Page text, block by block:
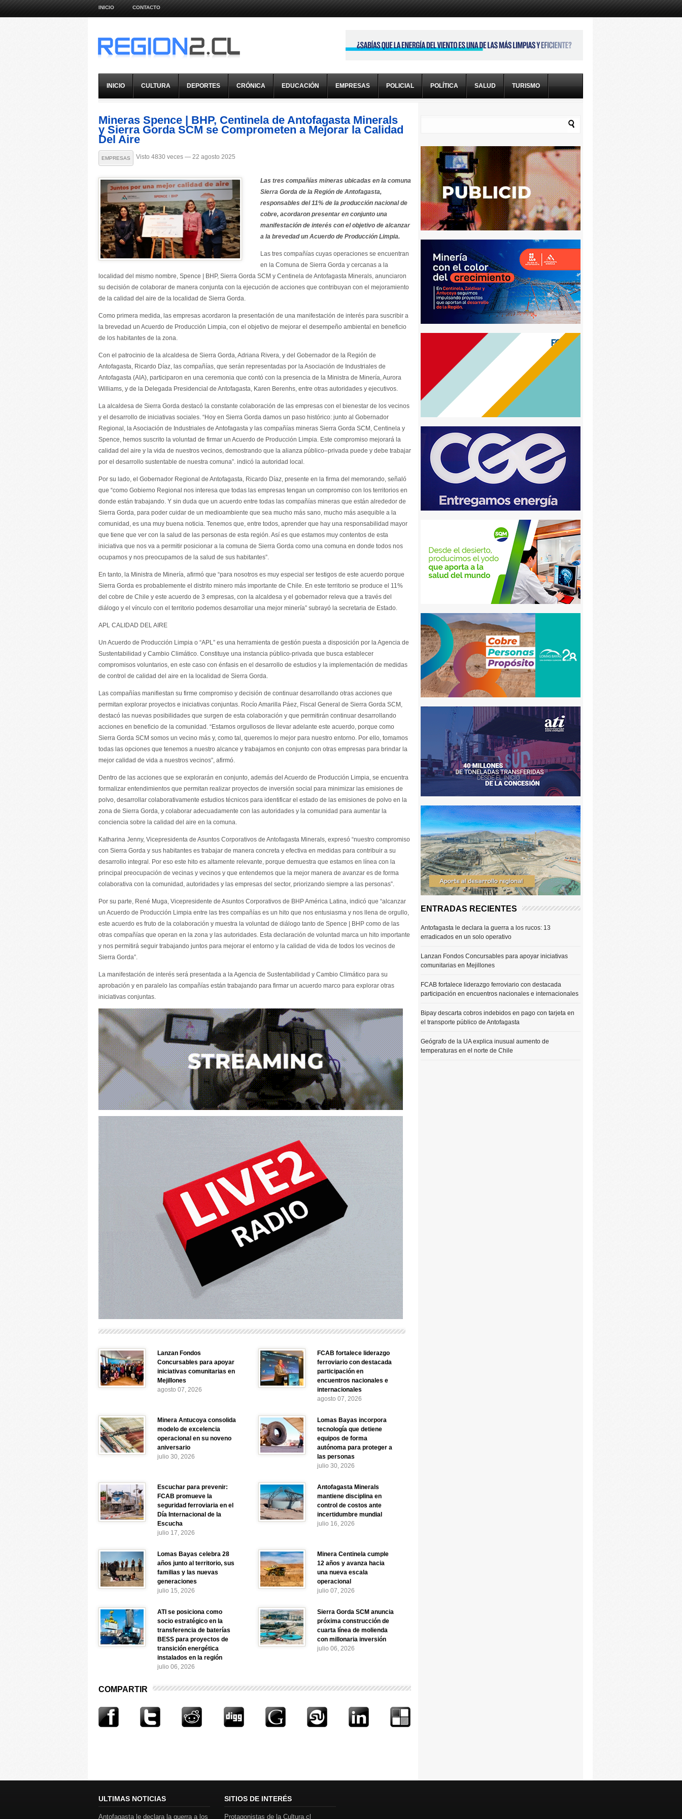
INICIO CONTACTO
INICIO CULTURA DEPORTES CRÓNICA EDUCACIÓN EMPRESAS POLICIAL POLÍTICA SALUD TURISMO
Mineras Spence | BHP, Centinela de Antofagasta Minerals
y Sierra Gorda SCM se Comprometen a Mejorar la Calidad
Del Aire
EMPRESAS Visto 4830 veces — 22 agosto 2025
Las tres compañías mineras ubicadas en la comuna
Sierra Gorda de la Región de Antofagasta,
responsables del 11% de la producción nacional de
cobre, acordaron presentar en conjunto una
manifestación de interés con el objetivo de alcanzar
a la brevedad un Acuerdo de Producción Limpia.
Las tres compañías cuyas operaciones se encuentran
en la Comuna de Sierra Gorda y cercanas a la
localidad del mismo nombre, Spence | BHP, Sierra Gorda SCM y Centinela de Antofagasta Minerals, anunciaron
su decisión de colaborar de manera conjunta con la ejecución de acciones que contribuyan con el mejoramiento
de la calidad del aire de la localidad de Sierra Gorda.
Como primera medida, las empresas acordaron la presentación de una manifestación de interés para suscribir a
la brevedad un Acuerdo de Producción Limpia, con el objetivo de mejorar el desempeño ambiental en beneficio
de los habitantes de la zona.
Con el patrocinio de la alcaldesa de Sierra Gorda, Adriana Rivera, y del Gobernador de la Región de
Antofagasta, Ricardo Díaz, las compañías, que serán representadas por la Asociación de Industriales de
Antofagasta (AIA), participaron en una ceremonia que contó con la presencia de la Ministra de Minería, Aurora
Williams, y de la Delegada Presidencial de Antofagasta, Karen Berenhs, entre otras autoridades y ejecutivos.
La alcaldesa de Sierra Gorda destacó la constante colaboración de las empresas con el bienestar de los vecinos
y el desarrollo de iniciativas sociales. “Hoy en Sierra Gorda damos un paso histórico: junto al Gobernador
Regional, la Asociación de Industriales de Antofagasta y las compañías mineras Sierra Gorda SCM, Centinela y
Spence, hemos suscrito la voluntad de firmar un Acuerdo de Producción Limpia. Este compromiso mejorará la
calidad del aire y la vida de nuestros vecinos, demostrando que la alianza público–privada puede y debe trabajar
por el desarrollo sustentable de nuestra comuna”. indicó la autoridad local.
Por su lado, el Gobernador Regional de Antofagasta, Ricardo Díaz, presente en la firma del memorando, señaló
que “como Gobierno Regional nos interesa que todas las empresas tengan un compromiso con los territorios en
donde están trabajando. Y sin duda que un acuerdo entre todas las compañías mineras que están alrededor de
Sierra Gorda, para poder cuidar de un medioambiente que sea mucho más sano, mucho más asequible a la
comunidad, es una muy buena noticia. Tenemos que, entre todos, aprender que hay una responsabilidad mayor
que tiene que ver con la salud de las personas de esta región. Así es que estamos muy contentos de esta
iniciativa que nos va a permitir posicionar a la comuna de Sierra Gorda como una comuna en donde todos nos
ocupamos y nos preocupamos de la salud de sus habitantes”.
En tanto, la Ministra de Minería, afirmó que “para nosotros es muy especial ser testigos de este acuerdo porque
Sierra Gorda es probablemente el distrito minero más importante de Chile. En este territorio se produce el 11%
del cobre de Chile y este acuerdo de 3 empresas, con la alcaldesa y el gobernador releva que a través del
diálogo y el vínculo con el territorio podemos desarrollar una mejor minería” subrayó la secretaria de Estado.
APL CALIDAD DEL AIRE
Un Acuerdo de Producción Limpia o “APL” es una herramienta de gestión puesta a disposición por la Agencia de
Sustentabilidad y Cambio Climático. Constituye una instancia público-privada que busca establecer
compromisos voluntarios, en este caso con énfasis en el desarrollo de estudios y la implementación de medidas
de control de calidad del aire en la localidad de Sierra Gorda.
Las compañías manifiestan su firme compromiso y decisión de continuar desarrollando otras acciones que
permitan explorar proyectos e iniciativas conjuntas. Rocío Amarilla Páez, Fiscal General de Sierra Gorda SCM,
destacó las nuevas posibilidades que surgen de esta colaboración y que permitirán continuar desarrollando
acciones en beneficio de la comunidad. “Estamos orgullosos de llevar adelante este acuerdo, porque como
Sierra Gorda SCM somos un vecino más y, como tal, queremos lo mejor para nuestro entorno. Por ello, tomamos
todas las opciones que tenemos a nuestro alcance y trabajamos en conjunto con otras empresas para brindar la
mejor calidad de vida a nuestros vecinos”, afirmó.
Dentro de las acciones que se explorarán en conjunto, además del Acuerdo de Producción Limpia, se encuentra
formalizar entendimientos que permitan realizar proyectos de inversión social para minimizar las emisiones de
polvo, desarrollar colaborativamente estudios técnicos para identificar el estado de las emisiones de polvo en la
zona de Sierra Gorda, y colaborar adecuadamente con las autoridades y la comunidad para aumentar la
conciencia sobre la calidad del aire en la comuna.
Katharina Jenny, Vicepresidenta de Asuntos Corporativos de Antofagasta Minerals, expresó “nuestro compromiso
con Sierra Gorda y sus habitantes es trabajar de manera concreta y efectiva en medidas para contribuir a su
desarrollo integral. Por eso este hito es altamente relevante, porque demuestra que estamos en línea con la
principal preocupación de vecinas y vecinos y que entendemos que la mejor manera de avanzar es de forma
colaborativa con la comunidad, autoridades y las empresas del sector, priorizando siempre a las personas”.
Por su parte, René Muga, Vicepresidente de Asuntos Corporativos de BHP América Latina, indicó que “alcanzar
un Acuerdo de Producción Limpia entre las tres compañías es un hito que nos entusiasma y nos llena de orgullo,
este acuerdo es fruto de la colaboración y muestra la voluntad de diálogo tanto de Spence | BHP como de las
otras compañías que operan en la zona y las autoridades. Esta declaración de voluntad marca un hito importante
y nos permitirá seguir trabajando juntos para mejorar el entorno y la calidad de vida de todos los vecinos de
Sierra Gorda”.
La manifestación de interés será presentada a la Agencia de Sustentabilidad y Cambio Climático para su
aprobación y en paralelo las compañías están trabajando para firmar un acuerdo marco para explorar otras
iniciativas conjuntas.
Lanzan Fondos
Concursables para apoyar
iniciativas comunitarias en
Mejillones
agosto 07, 2026
FCAB fortalece liderazgo
ferroviario con destacada
participación en
encuentros nacionales e
internacionales
agosto 07, 2026
Minera Antucoya consolida
modelo de excelencia
operacional en su noveno
aniversario
julio 30, 2026
Lomas Bayas incorpora
tecnología que detiene
equipos de forma
autónoma para proteger a
las personas
julio 30, 2026
Escuchar para prevenir:
FCAB promueve la
seguridad ferroviaria en el
Día Internacional de la
Escucha
julio 17, 2026
Antofagasta Minerals
mantiene disciplina en
control de costos ante
incertidumbre mundial
julio 16, 2026
Lomas Bayas celebra 28
años junto al territorio, sus
familias y las nuevas
generaciones
julio 15, 2026
Minera Centinela cumple
12 años y avanza hacia
una nueva escala
operacional
julio 07, 2026
ATI se posiciona como
socio estratégico en la
transferencia de baterías
BESS para proyectos de
transición energética
instalados en la región
julio 06, 2026
Sierra Gorda SCM anuncia
próxima construcción de
cuarta línea de molienda
con millonaria inversión
julio 06, 2026
COMPARTIR
ENTRADAS RECIENTES
Antofagasta le declara la guerra a los rucos: 13
erradicados en un solo operativo
Lanzan Fondos Concursables para apoyar iniciativas
comunitarias en Mejillones
FCAB fortalece liderazgo ferroviario con destacada
participación en encuentros nacionales e internacionales
Bipay descarta cobros indebidos en pago con tarjeta en
el transporte público de Antofagasta
Geógrafo de la UA explica inusual aumento de
temperaturas en el norte de Chile
ULTIMAS NOTICIAS
Antofagasta le declara la guerra a los
SITIOS DE INTERÉS
Protagonistas de la Cultura.cl